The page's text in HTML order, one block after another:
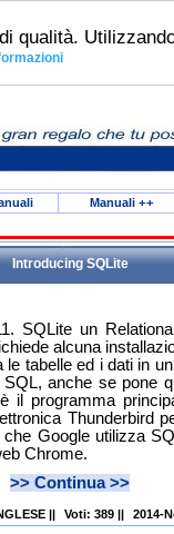
qualità.
Manuali ++
Introducing SQLite
SQLite un
alcuna
tabelle ed i dati in
anche se pone
il programma
Thunderbird
Google utilizza
Chrome.
>> Continua >>
|| Voti: 389 || 2014-